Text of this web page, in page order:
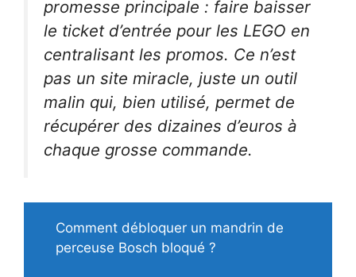
promesse principale : faire baisser
le ticket d’entrée pour les LEGO en
centralisant les promos. Ce n’est
pas un site miracle, juste un outil
malin qui, bien utilisé, permet de
récupérer des dizaines d’euros à
chaque grosse commande.
Comment débloquer un mandrin de
perceuse Bosch bloqué ?